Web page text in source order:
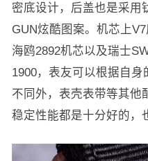
密底设计，后盖也是采用
GUN炫酷图案。机芯上
海鸥2892机芯以及瑞士
1900，表友可以根据自
不同外，表壳表带等其他
稳定性能都是十分好的，